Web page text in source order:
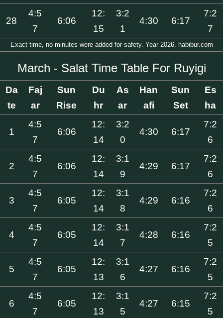
28
4:5
7
6:06
12:
15
3:2
1
4:30 6:17
7:2
7
Exact time, no minutes were added for safety. Year 2026. habibur.com
March - Salat Time Table For Ruyigi
Da
te
Faj
ar
Sun
Rise
Du
hr
As
ar
Han
afi
Sun
Set
Es
ha
1
4:5
7
6:06
12:
14
3:2
0
4:30 6:17
7:2
6
2
4:5
7
6:06
12:
14
3:1
9
4:29 6:17
7:2
6
3
4:5
7
6:05
12:
14
3:1
8
4:29 6:16
7:2
6
4
4:5
7
6:05
12:
14
3:1
7
4:28 6:16
7:2
5
5
4:5
7
6:05
12:
13
3:1
6
4:27 6:16
7:2
5
6
4:5
7
6:05
12:
13
3:1
5
4:27 6:15
7:2
5